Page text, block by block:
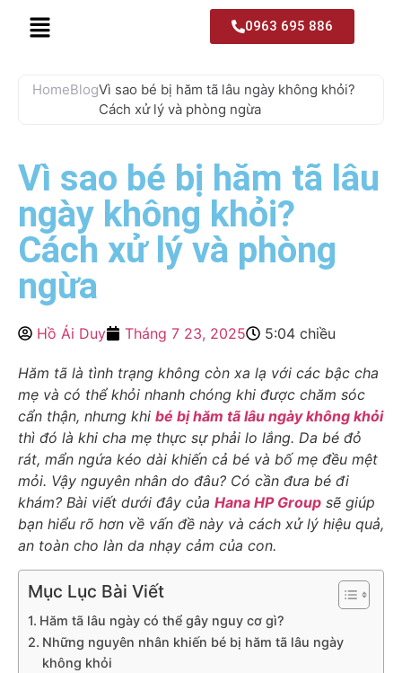
0963 695 886
HomeBlogVì sao bé bị hăm tã lâu ngày không khỏi?
Cách xử lý và phòng ngừa
Vì sao bé bị hăm tã lâu
ngày không khỏi?
Cách xử lý và phòng
ngừa
Hồ Ái Duy Tháng 7 23, 2025 5:04 chiều
Hăm tã là tình trạng không còn xa lạ với các bậc cha
mẹ và có thể khỏi nhanh chóng khi được chăm sóc
cẩn thận, nhưng khi bé bị hăm tã lâu ngày không khỏi
thì đó là khi cha mẹ thực sự phải lo lắng. Da bé đỏ
rát, mẩn ngứa kéo dài khiến cả bé và bố mẹ đều mệt
mỏi. Vậy nguyên nhân do đâu? Có cần đưa bé đi
khám? Bài viết dưới đây của Hana HP Group sẽ giúp
bạn hiểu rõ hơn về vấn đề này và cách xử lý hiệu quả,
an toàn cho làn da nhạy cảm của con.
Mục Lục Bài Viết
Hăm tã lâu ngày có thể gây nguy cơ gì?
Những nguyên nhân khiến bé bị hăm tã lâu ngày
không khỏi